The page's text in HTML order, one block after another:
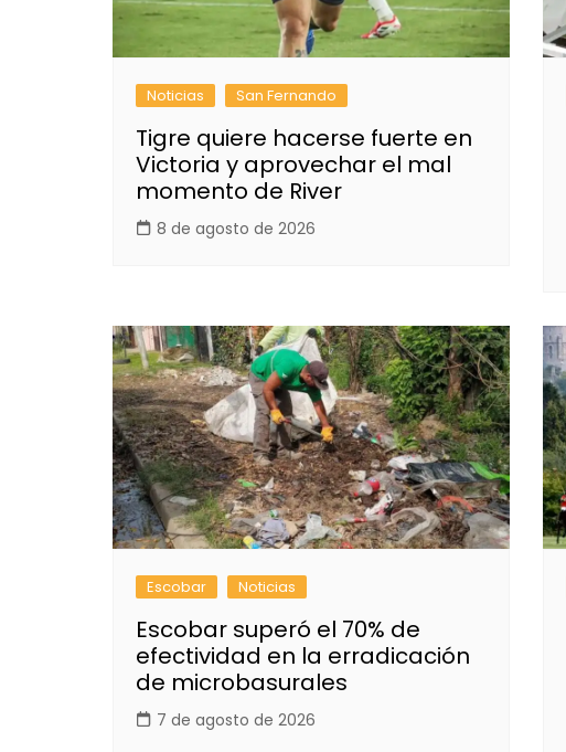
Noticias San Fernando
Tigre quiere hacerse fuerte en
Victoria y aprovechar el mal
momento de River
8 de agosto de 2026
Escobar Noticias
Escobar superó el 70% de
efectividad en la erradicación
de microbasurales
7 de agosto de 2026